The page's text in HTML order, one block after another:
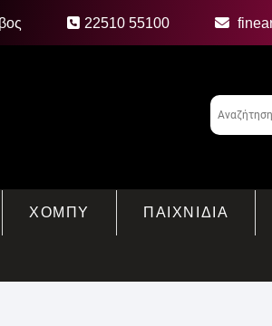
22510 55100
ΧΟΜΠΥ ΠΑΙΧΝΙΔΙΑ